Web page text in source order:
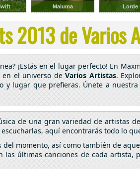
Maluma Lorde
2013 de Varios
¡Estás en el lugar perfecto! En
en el universo deVarios Artistas.
lugar que prefieras. Únete a
de una gran variedad de artistas
aquí encontrarás todo lo
momento, así como también de
últimas canciones de cada